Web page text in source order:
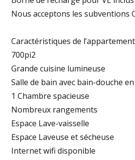
Nous acceptons les subventions
Caractéristiques de
700pi2
Grande cuisine lumineuse
Salle de bain avec bain-douche
1 Chambre spacieuse
Nombreux rangements
Espace Lave-vaisselle
Espace Laveuse et sécheuse
Internet wifi disponible